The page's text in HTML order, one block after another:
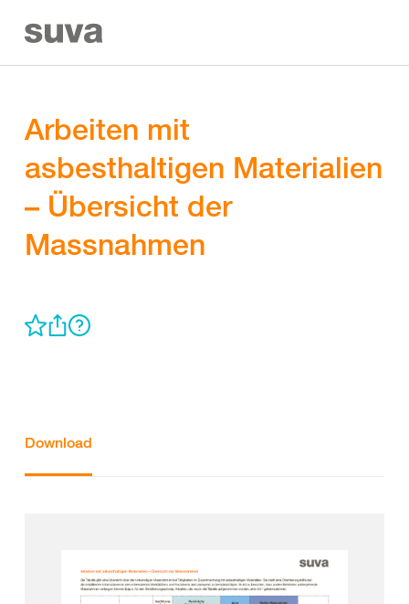
Arbeiten mit
asbesthaltigen Materialien
– Übersicht der
Massnahmen
Download